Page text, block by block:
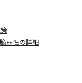
弱性の詳細